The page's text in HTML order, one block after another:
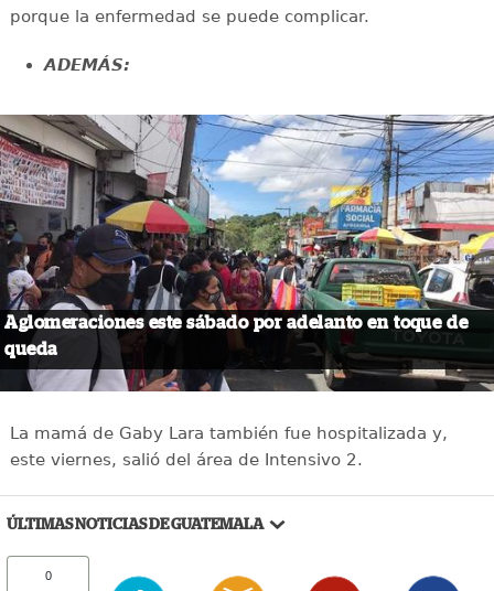
porque la enfermedad se puede complicar.
ADEMÁS:
Aglomeraciones este sábado por adelanto en toque de
queda
La mamá de Gaby Lara también fue hospitalizada y,
este viernes, salió del área de Intensivo 2.
ÚLTIMAS NOTICIAS DE GUATEMALA
0